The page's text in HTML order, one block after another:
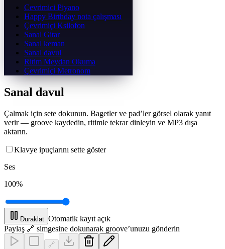
Cevrimici Piyano
Happy Birthday nota çalışması
Çevrimiçi Ksilofon
Sanal Gitar
Sanal keman
Sanal davul
Ritim Meydan Okuma
Çevrimiçi Metronom
Sanal davul
Çalmak için sete dokunun. Bagetler ve pad’ler görsel olarak yanıt
verir — groove kaydedin, ritimle tekrar dinleyin ve MP3 dışa
aktarın.
Klavye ipuçlarını sette göster
Ses
100%
Duraklat Otomatik kayıt açık
Paylaş 🔗 simgesine dokunarak groove’unuzu gönderin
🔗